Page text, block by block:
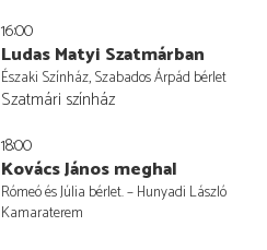
16:00
Ludas Matyi Szatmárban
Északi Színház, Szabados Árpád bérlet
Szatmári színház
18:00
Kovács János meghal
Rómeó és Júlia bérlet. – Hunyadi László
Kamaraterem